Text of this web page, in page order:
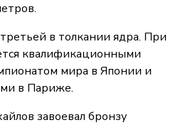
в толкании ядра. При
квалификационными
мира в Японии и
в Париже.
завоевал бронзу